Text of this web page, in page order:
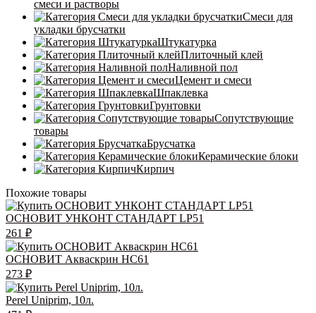
смеси и растворы
Смеси для
укладки брусчатки
Штукатурка
Плиточный клей
Наливной пол
Цемент и смеси
Шпаклевка
Грунтовки
Сопутствующие
товары
Брусчатка
Керамические блоки
Кирпич
Похожие товары
ОСНОВИТ УНКОНТ СТАНДАРТ LP51
261 ₽
ОСНОВИТ Акваскрин НС61
273 ₽
Perel Uniprim, 10л.